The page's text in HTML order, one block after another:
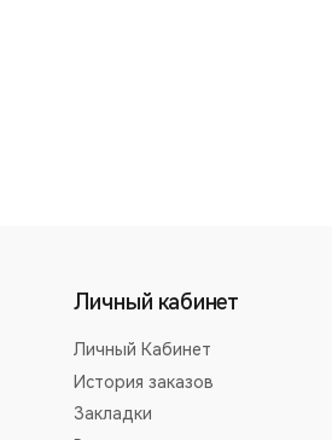
Личный кабинет
Личный Кабинет
История заказов
Закладки